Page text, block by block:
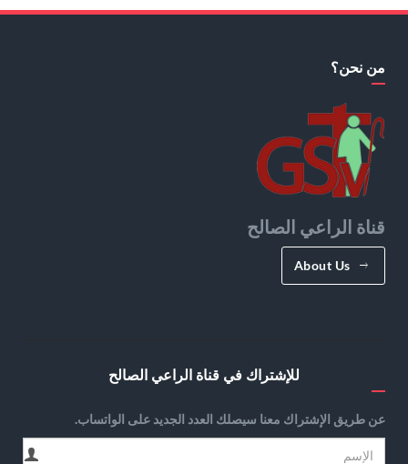
من نحن؟
قناة الراعي الصالح
About Us
للإشتراك في قناة الراعي الصالح
عن طريق الإشتراك معنا سيصلك العدد الجديد على الواتساب.